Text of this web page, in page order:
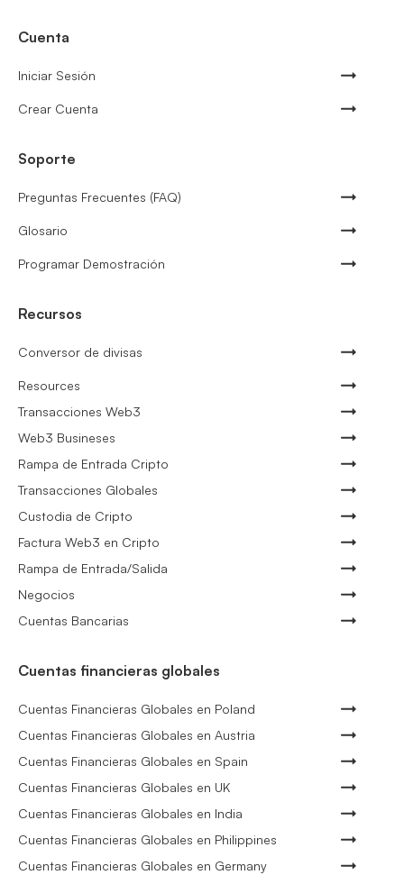
Cuenta
Iniciar Sesión
Crear Cuenta
Soporte
Preguntas Frecuentes (FAQ)
Glosario
Programar Demostración
Recursos
Conversor de divisas
Resources
Transacciones Web3
Web3 Busineses
Rampa de Entrada Cripto
Transacciones Globales
Custodia de Cripto
Factura Web3 en Cripto
Rampa de Entrada/Salida
Negocios
Cuentas Bancarias
Cuentas financieras globales
Cuentas Financieras Globales en Poland
Cuentas Financieras Globales en Austria
Cuentas Financieras Globales en Spain
Cuentas Financieras Globales en UK
Cuentas Financieras Globales en India
Cuentas Financieras Globales en Philippines
Cuentas Financieras Globales en Germany